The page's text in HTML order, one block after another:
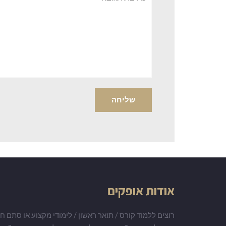
אודות אופקים
רוצים ללמוד קורס / תואר ראשון / לימודי מקצוע או סתם